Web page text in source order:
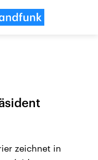
zeichnet in